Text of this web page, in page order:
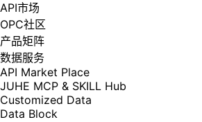
API市场
OPC社区
产品矩阵
数据服务
API Market Place
JUHE MCP & SKILL Hub
Customized Data
Data Block